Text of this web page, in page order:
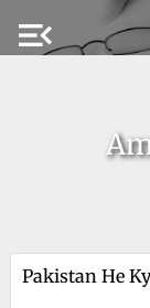
menu_open
Pakistan He